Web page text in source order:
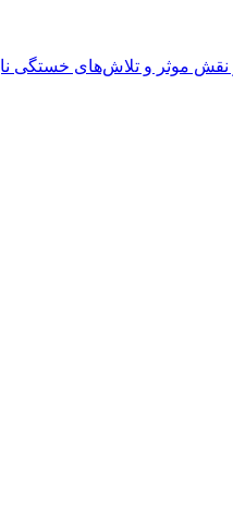
نقش موثر و تلاش‌های خستگی